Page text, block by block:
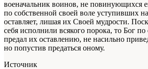
военачальник воинов, не повинующихся
по собственной своей воле уступивших
оставляет, лишая их Своей мудрости.
себя исполнили всякого порока, то Бог по
предал их оставлению, не насильно
но попустив предаться оному.
Источник